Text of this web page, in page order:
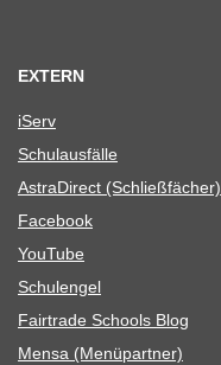
EXTERN
iServ
Schul­aus­fälle
Astra­Di­rect (Schließ­fä­cher)
Face­book
You­Tube
Schul­en­gel
Fair­trade Schools Blog
Mensa (Menü­part­ner)